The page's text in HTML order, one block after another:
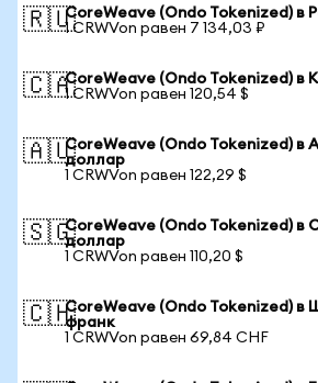
🇷🇺CoreWeave (Ondo Tokenized) в
1 CRWVon равен 7 134,03 ₽
🇨🇦CoreWeave (Ondo Tokenized) в
1 CRWVon равен 120,54 $
🇦🇺CoreWeave (Ondo Tokenized) в
доллар
1 CRWVon равен 122,29 $
🇸🇬CoreWeave (Ondo Tokenized) в
доллар
1 CRWVon равен 110,20 $
🇨🇭CoreWeave (Ondo Tokenized) в
франк
1 CRWVon равен 69,84 CHF